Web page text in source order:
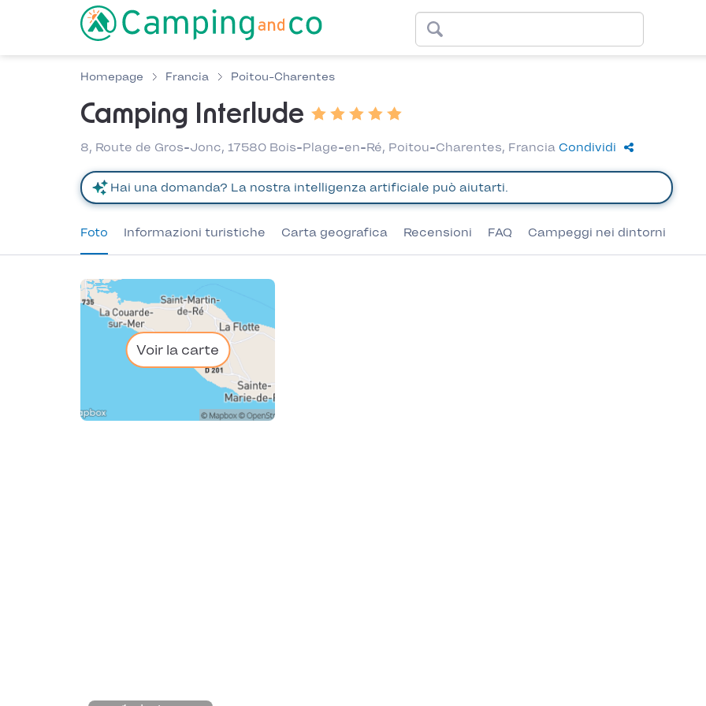
Homepage Francia Poitou-Charentes
Camping Interlude
8, Route de Gros-Jonc, 17580 Bois-Plage-en-Ré, Poitou-Charentes, Francia Condividi
Foto Informazioni turistiche Carta geografica Recensioni FAQ Campeggi nei dintorni
Voir la carte